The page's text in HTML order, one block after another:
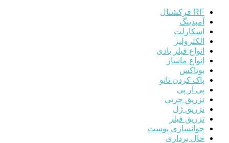
RF فرکشنال
آمبدینگ
اسکارلت
الکترولیز
انواع فیلر بادی
انواع ماساژ
بوتاکس
پاک کردن تاتو
پی آر پی
تزریق چربی
تزریق ژل
تزریق فیلر
جوانسازی پوست
خال برداری